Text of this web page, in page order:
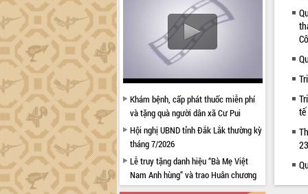
Khám bệnh, cấp phát thuốc miễn phí
và tặng quà người dân xã Cư Pui
Hội nghị UBND tỉnh Đắk Lắk thường kỳ
tháng 7/2026
Lễ truy tặng danh hiệu “Bà Mẹ Việt
Nam Anh hùng” và trao Huân chương
Lao động